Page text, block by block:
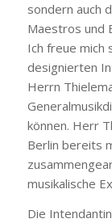
sondern auch
Maestros und
Ich freue mich
designierten
Herrn
können. Herr
Berlin bereits
musikalische
Die